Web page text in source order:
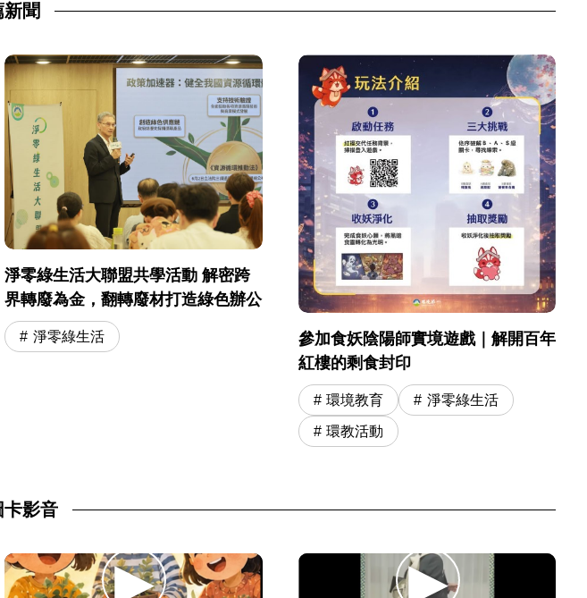
聞
淨零綠生活大聯盟共學活動 解密跨
界轉廢為金，翻轉廢材打造綠色辦公
淨零綠生活
參加食妖陰陽師實境遊戲｜解開百年
紅樓的剩食封印
環境教育 淨零綠生活
環教活動
卡影音